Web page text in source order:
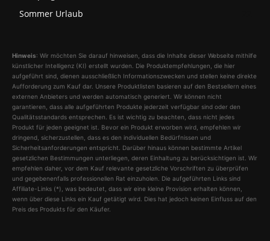
Sommer Urlaub
Hinweis: Wir möchten Sie darauf hinweisen, dass die Inhalte dieser Webseite mithilfe
künstlicher Intelligenz (KI) erstellt wurden. Die Produktempfehlungen, die hier
aufgeführt sind, dienen ausschließlich Informationszwecken und stellen keine direkte
Aufforderung zum Kauf dar. Unsere Produktlisten basieren auf den Bestsellern eines
externen Anbieters und werden automatisch generiert. Wir können nicht
garantieren, dass alle aufgeführten Produkte jederzeit verfügbar sind oder den
Qualitätsstandards entsprechen. Es ist wichtig zu beachten, dass nicht jedes
Produkt für jeden geeignet ist. Bevor ein Produkt erworben wird, empfehlen wir
dringend, sicherzustellen, dass es den individuellen Bedürfnissen und
Sicherheitsanforderungen entspricht. Darüber hinaus können bestimmte Artikel
gesetzlichen Bestimmungen unterliegen, deren Einhaltung zu berücksichtigen ist. Wir
empfehlen daher, vor dem Kauf relevante gesetzliche Vorschriften zu überprüfen
und gegebenenfalls professionellen Rat einzuholen. Die aufgeführten Links sind
Affiliate-Links (*), was bedeutet, dass wir eine kleine Provision erhalten können,
wenn über diese Links ein Kauf getätigt wird. Dies hat jedoch keinen Einfluss auf den
Preis des Produkts für den Käufer.